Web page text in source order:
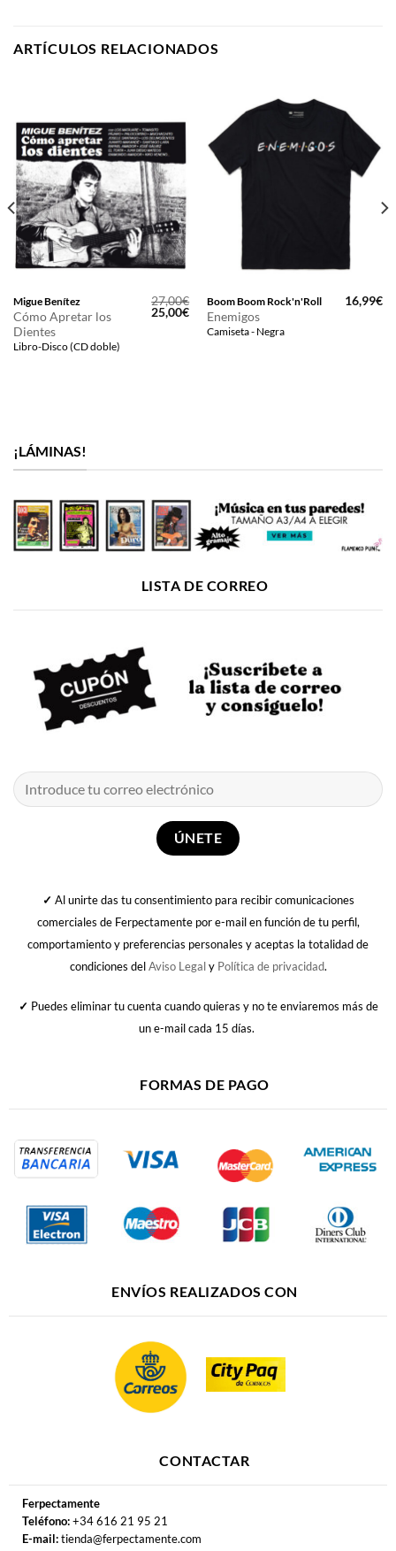
ARTÍCULOS RELACIONADOS
Migue Benítez
Cómo Apretar los
Dientes
Libro-Disco (CD doble)
27,00€
El
precio
25,00€El
precio
actual
Boom Boom Rock'n'Roll
Enemigos
Camiseta - Negra
16,99€
¡LÁMINAS!
LISTA DE CORREO
✓ Al unirte das tu consentimiento para recibir comunicaciones
comerciales de Ferpectamente por e-mail en función de tu perfil,
comportamiento y preferencias personales y aceptas la totalidad de
condiciones delAviso Legaly Política de privacidad.
✓ Puedes eliminar tu cuenta cuando quieras y no te enviaremos más de
un e-mail cada 15 días.
FORMAS DE PAGO
ENVÍOS REALIZADOS CON
CONTACTAR
Ferpectamente
Teléfono:+34 616 21 95 21
E-mail:tienda@ferpectamente.com